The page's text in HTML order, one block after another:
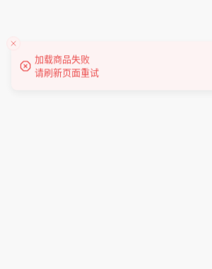
请刷新页面重试